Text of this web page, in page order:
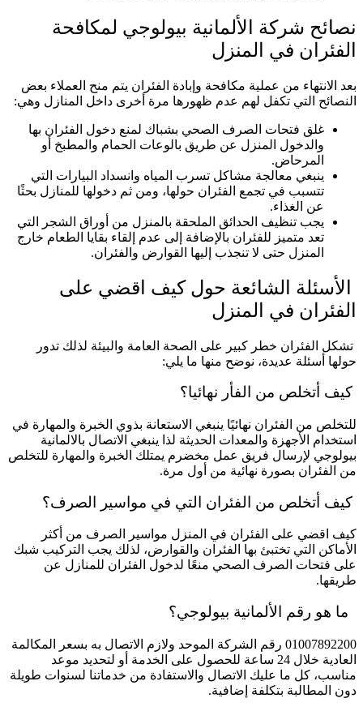
نصائح شركة الألمانية بيولوجي لمكافحة
الفئران في المنزل
بعد الانتهاء من عملية مكافحة وإبادة الفئران يتم منح العملاء بعض
النصائح التي تكفل لهم عدم ظهورها مرة أخرى داخل المنازل وهي:
غلق فتحات الصرف الصحي بشباك لمنع دخول الفئران بها
والدخول المنزل عن طريق بالوعات الحمام والمطبخ أو
المرحاض.
ينبغي معالجة مشاكل تسرب المياه وانسداد البيارات التي
تتسبب في تجمع الفئران حولها، ومن ثم دخولها للمنازل بحثًا
عن الغذاء.
يجب تنظيف الحدائق الملحقة بالمنزل من أوراق الشجر التي
تعد متميز للفئران بالإضافة إلى عدم إلقاء بقايا الطعام خارج
المنزل حتى لا تنجذب إليها القوارض والفئران.
الأسئلة الشائعة حول كيف اقضي على
الفئران في المنزل
تشكل الفئران خطر كبير على الصحة العامة والبيئة لذلك تدور
حولها أسئلة عديدة، نوضح منها ما يلي:
كيف أتخلص من الفأر نهائيا؟
للتخلص من الفئران نهائيًا ينبغي الاستعانة بذوي الخبرة والمهارة في
استخدام الأجهزة والمعدات الحديثة لذا ينبغي الاتصال بالالمانية
بيولوجي لإرسال فريق عمل مخضرم يمتلك الخبرة والمهارة للتخلص
من الفئران بصورة نهائية من أول مرة.
كيف أتخلص من الفئران التي في مواسير الصرف؟
كيف اقضي على الفئران في المنزل مواسير الصرف من أكثر
الأماكن التي تختبئ بها الفئران والقوارض، لذلك يجب التركيب شبك
على فتحات الصرف الصحي منعًا لدخول الفئران للمنازل عن
طريقها.
ما هو رقم الألمانية بيولوجي؟
01007892200 رقم الشركة الموحد ولازم الاتصال به بسعر المكالمة
العادية خلال 24 ساعة للحصول على الخدمة أو لتحديد موعد
مناسب، كل ما عليك الاتصال والاستفادة من خدماتنا لسنوات طويلة
دون المطالبة بتكلفة إضافية.